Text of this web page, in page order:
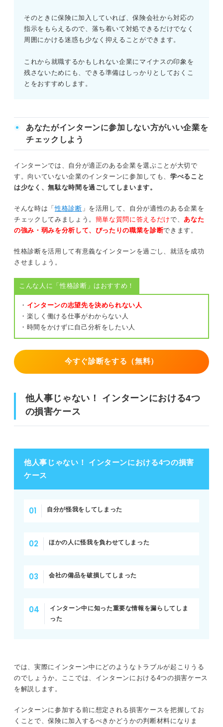
そのときに保険に加入していれば、保険会社から対応の
指示をもらえるので、落ち着いて対処できるだけでなく
周囲にかける迷惑も少なく抑えることができます。
これから就職するかもしれない企業にマイナスの印象を
残さないためにも、できる準備はしっかりとしておくこ
とをおすすめします。
あなたがインターンに参加しない方がいい企業を
チェックしよう
インターンでは、自分が適正のある企業を選ぶことが大切で
す。向いていない企業のインターンに参加しても、 学べること
は少なく、無駄な時間を過ごしてしまいます。
そんな時は「性格診断 」を活用して、自分が適性のある企業を
チェックしてみましょう。 簡単な質問に答えるだけで、 あなた
の強み・弱みを分析して、ぴったりの職業を診断できます。
性格診断を活用して有意義なインターンを過ごし、就活を成功
させましょう。
こんな人に「性格診断」はおすすめ！
・ インターンの志望先を決められない人
・楽しく働ける仕事がわからない人
・時間をかけずに自己分析をしたい人
今すぐ診断をする（無料）
他人事じゃない！ インターンにおける4つ
の損害ケース
他人事じゃない！ インターンにおける4つの損害
ケース
自分が怪我をしてしまった
ほかの人に怪我を負わせてしまった
会社の備品を破損してしまった
インターン中に知った重要な情報を漏らしてしま
った
では、実際にインターン中にどのようなトラブルが起こりうる
のでしょうか。ここでは、インターンにおける4つの損害ケース
を解説します。
インターンに参加する前に想定される損害ケースを把握してお
くことで、保険に加入するべきかどうかの判断材料になりま